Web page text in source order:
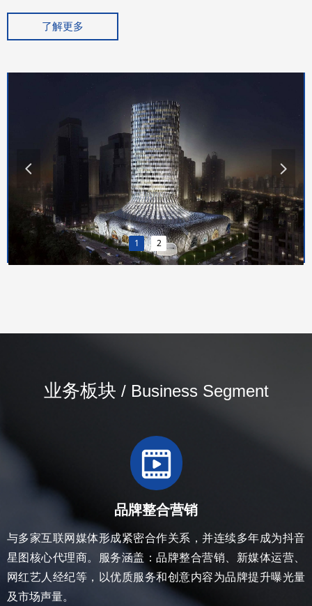
1 2
넳 넲
了解更多
业务板块 / Business Segment
品牌整合营销
与多家互联⽹媒体形成紧密合作关系，并连续多年成为抖⾳
星图核⼼代理商。服务涵盖：品牌整合营销、新媒体运营、
⽹红艺⼈经纪等，以优质服务和创意内容为品牌提升曝光量
及市场声量。